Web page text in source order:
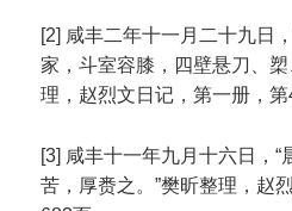
[2] 咸丰二年十一月二十九日
家，斗室容膝，四壁悬刀、
理，赵烈文日记，第一册，第
[3] 咸丰十一年九月十六日，
苦，厚赉之。”樊昕整理，赵